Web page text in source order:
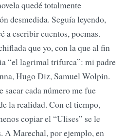
quedé totalmente
desmedida. Seguía leyendo,
a escribir cuentos, poemas.
que yo, con la que al fin
“el lagrimal trifurca”: mi padre
Hugo Diz, Samuel Wolpin.
sacar cada número me fue
la realidad. Con el tiempo,
copiar el “Ulises” se le
A Marechal, por ejemplo, en